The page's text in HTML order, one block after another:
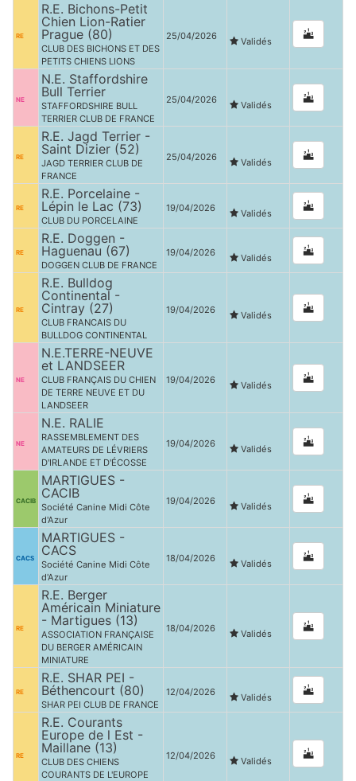
RE
R.E. Bichons-Petit
Chien Lion-Ratier
Prague (80)
CLUB DES BICHONS ET DES
PETITS CHIENS LIONS
25/04/2026 Validés
NE
N.E. Staffordshire
Bull Terrier
STAFFORDSHIRE BULL
TERRIER CLUB DE FRANCE
25/04/2026 Validés
RE
R.E. Jagd Terrier -
Saint Dizier (52)
JAGD TERRIER CLUB DE
FRANCE
25/04/2026 Validés
RE
R.E. Porcelaine -
Lépin le Lac (73)
CLUB DU PORCELAINE
19/04/2026 Validés
RE
R.E. Doggen -
Haguenau (67)
DOGGEN CLUB DE FRANCE
19/04/2026 Validés
RE
R.E. Bulldog
Continental -
Cintray (27)
CLUB FRANCAIS DU
BULLDOG CONTINENTAL
19/04/2026 Validés
NE
N.E.TERRE-NEUVE
et LANDSEER
CLUB FRANÇAIS DU CHIEN
DE TERRE NEUVE ET DU
LANDSEER
19/04/2026 Validés
NE
N.E. RALIE
RASSEMBLEMENT DES
AMATEURS DE LÉVRIERS
D'IRLANDE ET D'ÉCOSSE
19/04/2026 Validés
CACIB
MARTIGUES -
CACIB
Société Canine Midi Côte
d'Azur
19/04/2026 Validés
CACS
MARTIGUES -
CACS
Société Canine Midi Côte
d'Azur
18/04/2026 Validés
RE
R.E. Berger
Américain Miniature
- Martigues (13)
ASSOCIATION FRANÇAISE
DU BERGER AMÉRICAIN
MINIATURE
18/04/2026 Validés
RE
R.E. SHAR PEI -
Béthencourt (80)
SHAR PEI CLUB DE FRANCE
12/04/2026 Validés
RE
R.E. Courants
Europe de l Est -
Maillane (13)
CLUB DES CHIENS
COURANTS DE L'EUROPE
12/04/2026 Validés